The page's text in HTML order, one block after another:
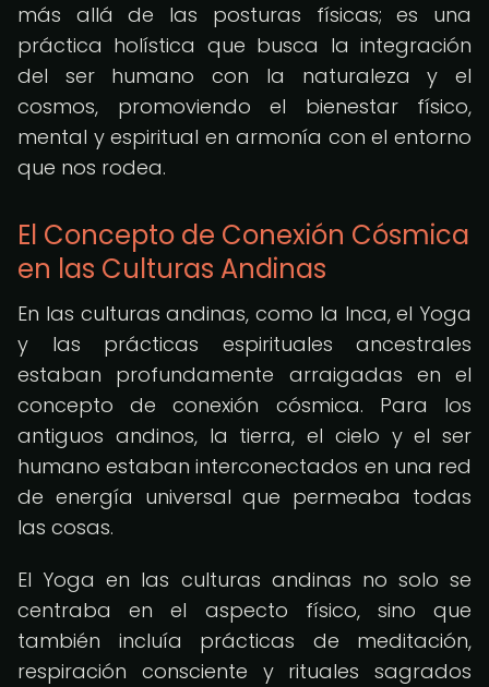
más allá de las posturas físicas; es una
práctica holística que busca la integración
del ser humano con la naturaleza y el
cosmos, promoviendo el bienestar físico,
mental y espiritual en armonía con el entorno
que nos rodea.
El Concepto de Conexión Cósmica
en las Culturas Andinas
En las culturas andinas, como la Inca, el Yoga
y las prácticas espirituales ancestrales
estaban profundamente arraigadas en el
concepto de conexión cósmica. Para los
antiguos andinos, la tierra, el cielo y el ser
humano estaban interconectados en una red
de energía universal que permeaba todas
las cosas.
El Yoga en las culturas andinas no solo se
centraba en el aspecto físico, sino que
también incluía prácticas de meditación,
respiración consciente y rituales sagrados